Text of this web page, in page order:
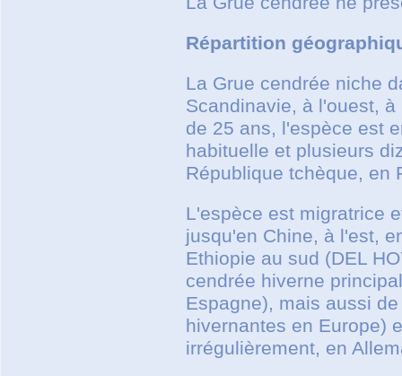
Répartition
La Grue cendrée niche
Scandinavie, à l'ouest,
de 25 ans, l'espèce est
habituelle et plusieurs
République tchèque, en
L'espèce est migratrice
jusqu'en Chine, à l'est,
Ethiopie au sud (DEL
cendrée hiverne
Espagne), mais aussi
hivernantes en Europe)
irrégulièrement, en